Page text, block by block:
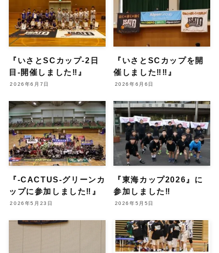
『いさとSCカップ-2日
目-開催しました‼︎』
2026年6月7日
『いさとSCカップを開
催しました‼︎‼︎』
2026年6月6日
『-CACTUS-グリーンカ
ップに参加しました‼︎』
2026年5月23日
『東海カップ2026』に
参加しました‼︎
2026年5月5日